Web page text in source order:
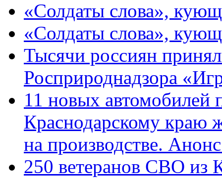
«Солдаты слова»,
«Солдаты слова»,
Тысячи россиян
Росприроднадзора
11 новых автомобилей
Краснодарскому краю
на производстве.
250 ветеранов СВО из